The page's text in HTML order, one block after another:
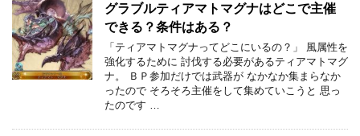
グラブルティアマトマグナはどこで主催
できる？条件はある？
「ティアマトマグナってどこにいるの？」 風属性を
強化するために 討伐する必要があるティアマトマグ
ナ。 ＢＰ参加だけでは武器が なかなか集まらなか
ったので そろそろ主催をして集めていこうと 思っ
たのです …